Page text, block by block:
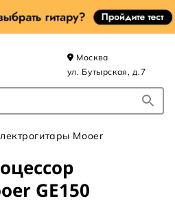
Москва
ул. Бутырская, д.7
Mooer
GE150